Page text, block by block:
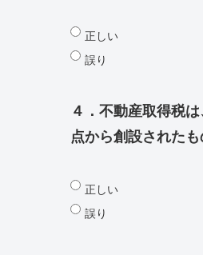
正しい
誤り
４．不動産取得税
点から創設された
正しい
誤り